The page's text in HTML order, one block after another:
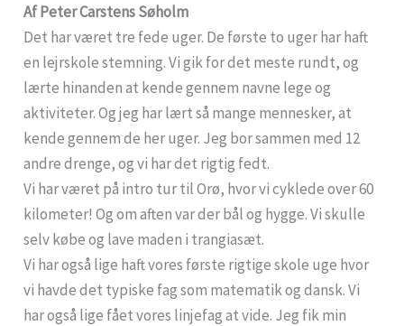
Af Peter Carstens Søholm
Det har været tre fede uger. De første to uger har haft
en lejrskole stemning. Vi gik for det meste rundt, og
lærte hinanden at kende gennem navne lege og
aktiviteter. Og jeg har lært så mange mennesker, at
kende gennem de her uger. Jeg bor sammen med 12
andre drenge, og vi har det rigtig fedt.
Vi har været på intro tur til Orø, hvor vi cyklede over 60
kilometer! Og om aften var der bål og hygge. Vi skulle
selv købe og lave maden i trangiasæt.
Vi har også lige haft vores første rigtige skole uge hvor
vi havde det typiske fag som matematik og dansk. Vi
har også lige fået vores linjefag at vide. Jeg fik min